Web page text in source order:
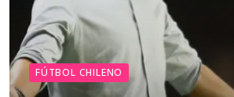
FÚTBOL CHILENO